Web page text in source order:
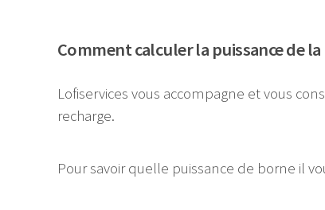
Comment calculer la puissance de
Lofiservices vous accompagne et vous
recharge.
Pour savoir quelle puissance de borne il